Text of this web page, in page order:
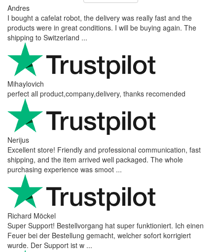
Andres
I bought a cafelat robot, the delivery was really fast and the
products were in great conditions. I will be buying again. The
shipping to Switzerland ...
Mihaylovich
perfect all product,company,delivery, thanks recomended
Nerijus
Excellent store! Friendly and professional communication, fast
shipping, and the item arrived well packaged. The whole
purchasing experience was smoot ...
Richard Möckel
Super Support! Bestellvorgang hat super funktioniert. Ich einen
Feuer bei der Bestellung gemacht, welcher sofort korrigiert
wurde. Der Support ist w ...